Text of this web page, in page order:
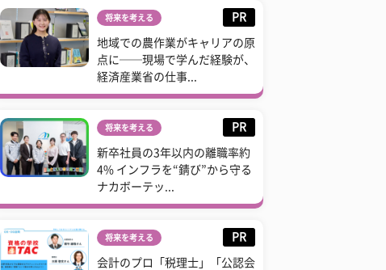
将来を考える PR
地域での農作業がキャリアの原
点に──現場で学んだ経験が、
経済産業省の仕事...
将来を考える PR
新卒社員の3年以内の離職率約
4% インフラを“錆び”から守る
ナカボーテッ...
将来を考える PR
会計のプロ「税理士」「公認会